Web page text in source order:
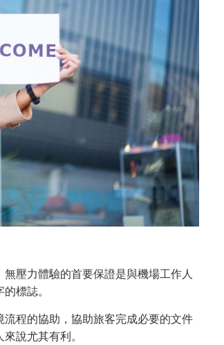
壓力體驗的首要保證是與機場工作人
標誌。
程的協助，協助旅客完成必要的文件
說尤其有利。